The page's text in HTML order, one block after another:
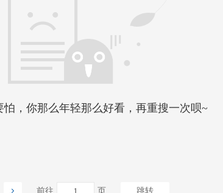
，你那么年轻那么好看，再重搜一次呗~
前往 页 跳转